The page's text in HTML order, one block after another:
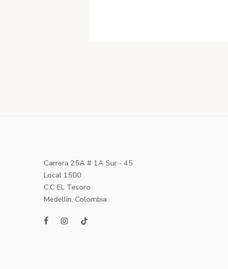
Carrera 25A # 1A Sur - 45
Local 1500
C.C EL Tesoro
Medellín, Colombia